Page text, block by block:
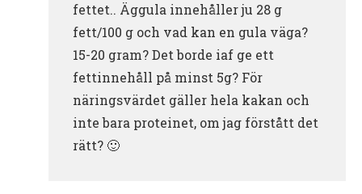
fettet.. Äggula innehåller ju 28 g
fett/100 g och vad kan en gula väga?
15-20 gram? Det borde iaf ge ett
fettinnehåll på minst 5g? För
näringsvärdet gäller hela kakan och
inte bara proteinet, om jag förstått det
rätt? 🙂